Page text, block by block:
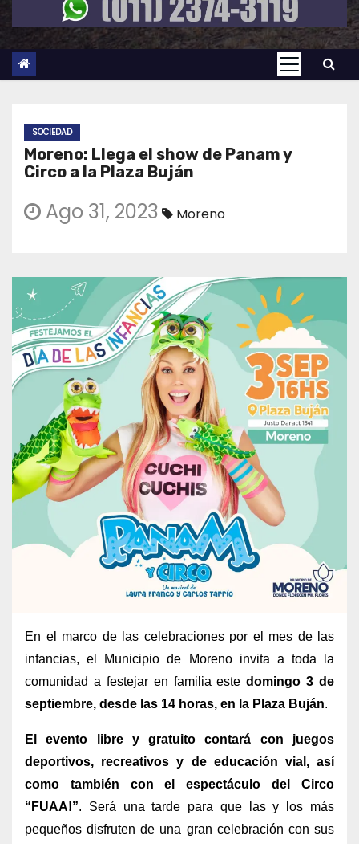
SOCIEDAD
Moreno: Llega el show de Panam y
Circo a la Plaza Buján
Ago 31, 2023 Moreno
En el marco de las celebraciones por el mes de las
infancias, el Municipio de Moreno invita a toda la
comunidad a festejar en familia estedomingo 3 de
septiembre, desde las 14 horas, en la Plaza Buján.
El evento libre y gratuito contará con juegos
deportivos, recreativos y de educación vial, así
como también con el espectáculo del Circo
“FUAA!”. Será una tarde para que las y los más
pequeños disfruten de una gran celebración con sus